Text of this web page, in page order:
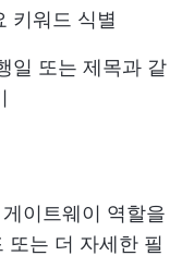
키워드 식별
일 또는 제목과 같
이트웨이 역할을
또는 더 자세한 필